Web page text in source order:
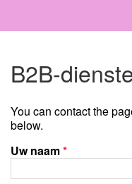
B2B-
You can contact the
below.
Uw naam*